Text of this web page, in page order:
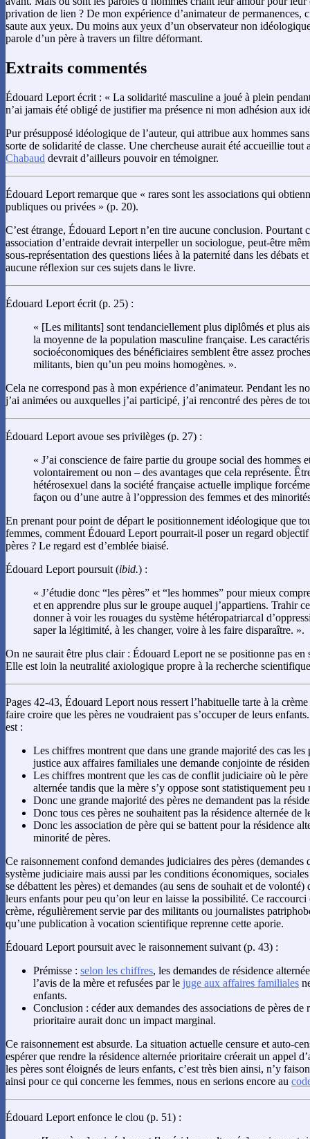
privation de lien ? De mon expérience d’animateur de permanences,
saute aux yeux. Du moins aux yeux d’un observateur non
parole d’un père à travers un filtre déformant.
Extraits commentés
Édouard Leport écrit : « La solidarité masculine a joué à plein
n’ai jamais été obligé de justifier ma présence ni mon adhésion aux
Pur présupposé idéologique de l’auteur, qui attribue aux hommes
sorte de solidarité de classe. Une chercheuse aurait été accueillie tout
Chabaud devrait d’ailleurs pouvoir en témoigner.
Édouard Leport remarque que « rares sont les associations qui
publiques ou privées » (p. 20).
C’est étrange, Édouard Leport n’en tire aucune conclusion. Pourtant
association d’entraide devrait interpeller un sociologue, peut-être
sous-représentation des questions liées à la paternité dans les débats
aucune réflexion sur ces sujets dans le livre.
Édouard Leport écrit (p. 25) :
« [Les militants] sont tendanciellement plus diplômés et plus
la moyenne de la population masculine française. Les
socioéconomiques des bénéficiaires semblent être assez
militants, bien qu’un peu moins homogènes. ».
Cela ne correspond pas à mon expérience d’animateur. Pendant les
j’ai animées ou auxquelles j’ai participé, j’ai rencontré des pères de
Édouard Leport avoue ses privilèges (p. 27) :
« J’ai conscience de faire partie du groupe social des hommes
volontairement ou non – des avantages que cela représente.
hétérosexuel dans la société française actuelle implique
façon ou d’une autre à l’oppression des femmes et des
En prenant pour point de départ le positionnement idéologique que
femmes, comment Édouard Leport pourrait-il poser un regard
pères ? Le regard est d’emblée biaisé.
Édouard Leport poursuit (ibid.) :
« J’étudie donc “les pères” et “les hommes” pour mieux
et en apprendre plus sur le groupe auquel j’appartiens. Trahir
donner à voir les rouages du système hétéropatriarcal
saper la légitimité, à les changer, voire à les faire disparaître. ».
On ne saurait être plus clair : Édouard Leport ne se positionne pas
Elle est loin la neutralité axiologique propre à la recherche
Pages 42-43, Édouard Leport nous ressert l’habituelle tarte à la
faire croire que les pères ne voudraient pas s’occuper de leurs
est :
Les chiffres montrent que dans une grande majorité des cas les
justice aux affaires familiales une demande conjointe de
Les chiffres montrent que les cas de conflit judiciaire où le père
alternée tandis que la mère s’y oppose sont statistiquement peu
Donc une grande majorité des pères ne demandent pas la
Donc tous ces pères ne souhaitent pas la résidence alternée de
Donc les association de père qui se battent pour la résidence
minorité de pères.
Ce raisonnement confond demandes judiciaires des pères (demandes
système judiciaire mais aussi par les conditions économiques,
se débattent les pères) et demandes (au sens de souhait et de volonté)
leurs enfants pour peu qu’on leur en laisse la possibilité. Ce raccourci
crème, régulièrement servie par des militants ou journalistes
qu’une publication à vocation scientifique reprenne cette aporie.
Édouard Leport poursuit avec le raisonnement suivant (p. 43) :
Prémisse : selon les chiffres, les demandes de résidence
l’avis de la mère et refusées par le juge aux affaires familiales
enfants.
Conclusion : céder aux demandes des associations de pères de
prioritaire aurait donc un impact marginal.
Ce raisonnement est absurde. La situation actuelle censure et auto-
espérer que rendre la résidence alternée prioritaire créerait un appel
les pères sont éloignés de leurs enfants, c’est très bien ainsi, n’y
ainsi pour ce qui concerne les femmes, nous en serions encore au
Édouard Leport enfonce le clou (p. 51) :